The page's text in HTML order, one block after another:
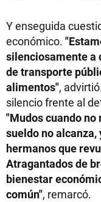
Y enseguida
económico.
silenciosamente a
de transporte
alimentos",
silencio frente al
"Mudos cuando
sueldo no
hermanos que
Atragantados de
bienestar
común", remarcó.